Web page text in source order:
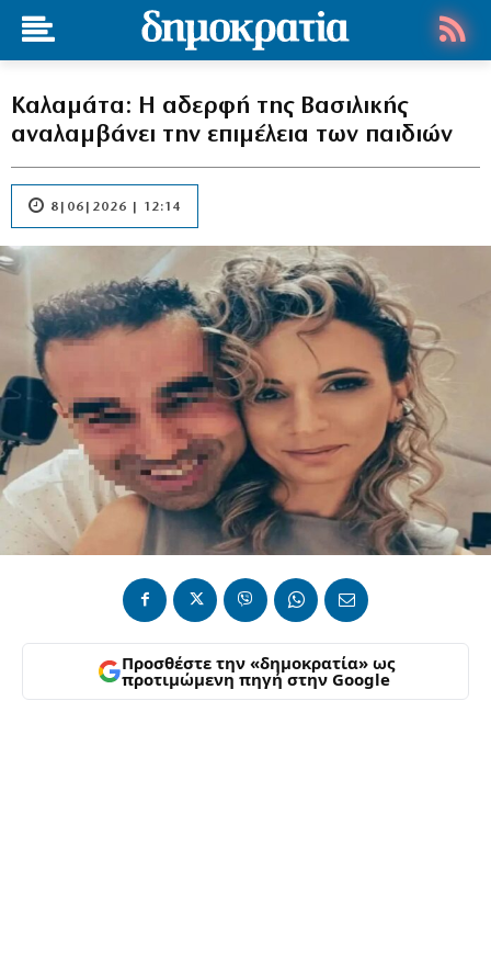
Καλαμάτα: Η αδερφή της Βασιλικής
αναλαμβάνει την επιμέλεια των παιδιών
8|06|2026 | 12:14
Προσθέστε την «δημοκρατία» ως
προτιμώμενη πηγή στην Google